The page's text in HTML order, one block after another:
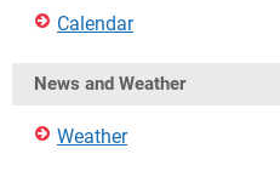
Calendar
News and Weather
Weather